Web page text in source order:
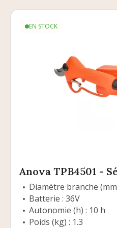
EN STOCK
Anova TPB4501 -
Diamètre branche
Batterie : 36V
Autonomie (h) : 10 h
Poids (kg) : 1.3